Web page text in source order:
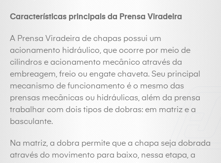
Características principais da Prensa Viradeira
A Prensa Viradeira de chapas possui um
acionamento hidráulico, que ocorre por meio de
cilindros e acionamento mecânico através da
embreagem, freio ou engate chaveta. Seu principal
mecanismo de funcionamento é o mesmo das
prensas mecânicas ou hidráulicas, além da prensa
trabalhar com dois tipos de dobras: em matriz e a
basculante.
Na matriz, a dobra permite que a chapa seja dobrada
através do movimento para baixo, nessa etapa, a